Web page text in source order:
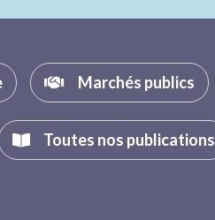
Marchés publics
Toutes nos publications